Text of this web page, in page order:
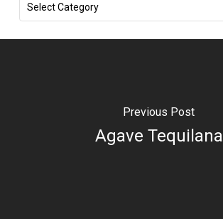
Categories
Select Category
Previous Post
Agave Tequilana